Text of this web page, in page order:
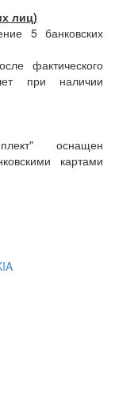
лиц)
5 банковских
фактического
при наличии
оснащен
картами